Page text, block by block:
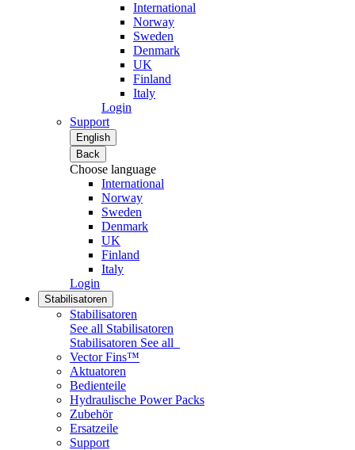
International
Norway
Sweden
Denmark
UK
Finland
Italy
Login
Support
English
Back
Choose language
International
Norway
Sweden
Denmark
UK
Finland
Italy
Login
Stabilisatoren
Stabilisatoren
See all Stabilisatoren
Stabilisatoren See all
Vector Fins™
Aktuatoren
Bedienteile
Hydraulische Power Packs
Zubehör
Ersatzeile
Support